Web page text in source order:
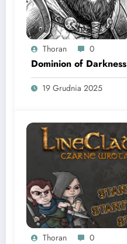
Thoran 0
Dominion of Darkness
19 Grudnia 2025
Thoran 0